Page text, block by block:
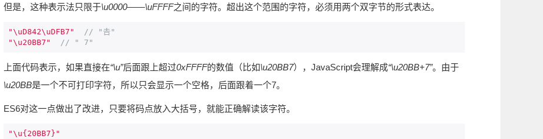
但是，这种表示法只限于\u0000——\uFFFF之间的字符。超出这个范围的字符，必须用两个双字节的形式表达。
"\uD842\uDFB7"
// "𠮷"
"\u20BB7"
// " 7"
上面代码表示，如果直接在“\u”后面跟上超过0xFFFF的数值（比如\u20BB7），JavaScript会理解成“\u20BB+7”。由于
\u20BB是一个不可打印字符，所以只会显示一个空格，后面跟着一个7。
ES6对这一点做出了改进，只要将码点放入大括号，就能正确解读该字符。
"\u{20BB7}"